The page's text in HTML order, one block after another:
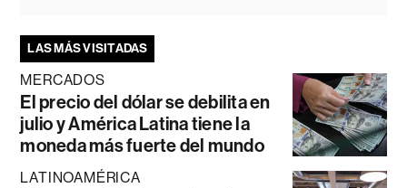
LAS MÁS VISITADAS
MERCADOS
El precio del dólar se debilita en
julio y América Latina tiene la
moneda más fuerte del mundo
LATINOAMÉRICA